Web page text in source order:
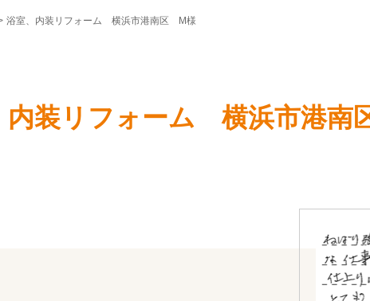
浴室、内装リフォーム 横浜市港南区 M様
内装リフォーム 横浜市港